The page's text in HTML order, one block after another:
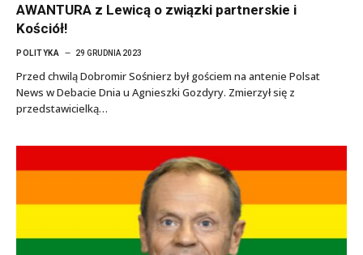
AWANTURA z Lewicą o związki partnerskie i
Kościół!
POLITYKA 29 GRUDNIA 2023
Przed chwilą Dobromir Sośnierz był gościem na antenie Polsat
News w Debacie Dnia u Agnieszki Gozdyry. Zmierzył się z
przedstawicielką…